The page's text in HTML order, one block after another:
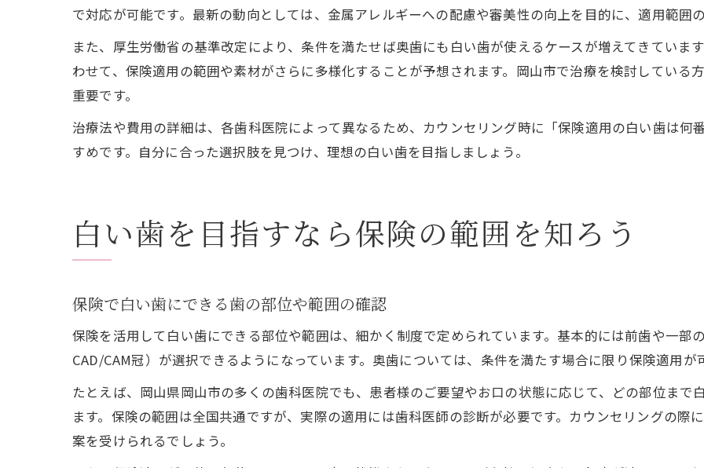
で対応が可能です。最新の動向としては、金属アレルギーへの配慮や審美性の向上を目的に、適用範囲
また、厚生労働省の基準改定により、条件を満たせば奥歯にも白い歯が使えるケースが増えてきていま
わせて、保険適用の範囲や素材がさらに多様化することが予想されます。岡山市で治療を検討している
重要です。
治療法や費用の詳細は、各歯科医院によって異なるため、カウンセリング時に「保険適用の白い歯は何
すめです。自分に合った選択肢を見つけ、理想の白い歯を目指しましょう。
白い歯を目指すなら保険の範囲を知ろう
保険で白い歯にできる歯の部位や範囲の確認
保険を活用して白い歯にできる部位や範囲は、細かく制度で定められています。基本的には前歯や一部
CAD/CAM冠）が選択できるようになっています。奥歯については、条件を満たす場合に限り保険適用が
たとえば、岡山県岡山市の多くの歯科医院でも、患者様のご要望やお口の状態に応じて、どの部位まで
ます。保険の範囲は全国共通ですが、実際の適用には歯科医師の診断が必要です。カウンセリングの際
案を受けられるでしょう。